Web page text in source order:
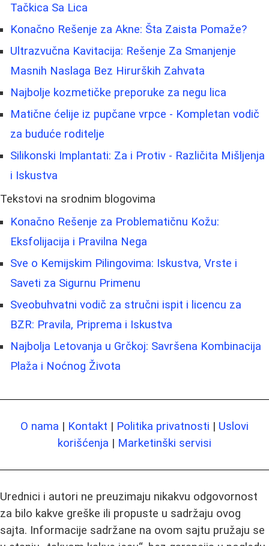
Tačkica Sa Lica
Konačno Rešenje za Akne: Šta Zaista Pomaže?
Ultrazvučna Kavitacija: Rešenje Za Smanjenje
Masnih Naslaga Bez Hirurških Zahvata
Najbolje kozmetičke preporuke za negu lica
Matične ćelije iz pupčane vrpce - Kompletan vodič
za buduće roditelje
Silikonski Implantati: Za i Protiv - Različita Mišljenja
i Iskustva
Tekstovi na srodnim blogovima
Konačno Rešenje za Problematičnu Kožu:
Eksfolijacija i Pravilna Nega
Sve o Kemijskim Pilingovima: Iskustva, Vrste i
Saveti za Sigurnu Primenu
Sveobuhvatni vodič za stručni ispit i licencu za
BZR: Pravila, Priprema i Iskustva
Najbolja Letovanja u Grčkoj: Savršena Kombinacija
Plaža i Noćnog Života
O nama | Kontakt | Politika privatnosti | Uslovi
korišćenja | Marketinški servisi
Urednici i autori ne preuzimaju nikakvu odgovornost
za bilo kakve greške ili propuste u sadržaju ovog
sajta. Informacije sadržane na ovom sajtu pružaju se